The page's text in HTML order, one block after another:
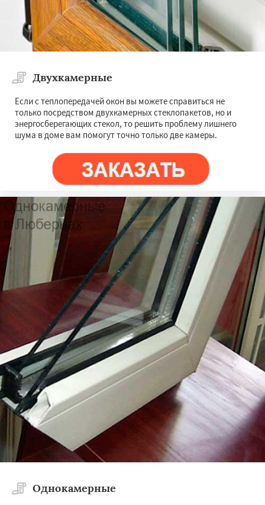
Работаем по
регионам
Можайск
Наро-Фоминск
Ногинск Одинцово Озеры
Орехово-Зуево Павловский Посад
Пересвет
Подольск Протвино
Пушкино
Рузф
Солнечногорск Купавна
Двухкамерные
Если с теплопередачей окон вы можете справиться не
только посредством двухкамерных стеклопакетов, но и
энергосберегающих стекол, то решить проблему лишнего
шума в доме вам помогут точно только две камеры.
Однокамерные
×
Даю согласие на обработку персональных данных